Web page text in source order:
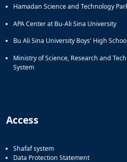
Hamadan Science and Technology
APA Center at Bu-Ali Sina University
Bu Ali Sina University Boys' High
Ministry of Science, Research and
System
Access
Shafaf system
Data Protection Statement